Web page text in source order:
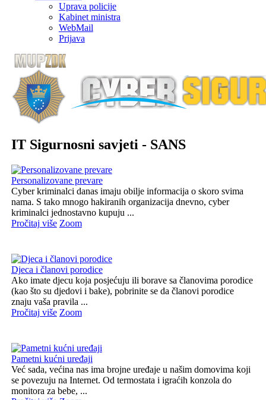
Uprava policije
Kabinet ministra
WebMail
Prijava
IT Sigurnosni savjeti - SANS
Personalizovane prevare
Cyber kriminalci danas imaju obilje informacija o skoro svima
nama. S tako mnogo hakiranih organizacija dnevno, cyber
kriminalci jednostavno kupuju ...
Pročitaj više Zoom
Djeca i članovi porodice
Ako imate djecu koja posjećuju ili borave sa članovima porodice
(kao što su djedovi i bake), pobrinite se da članovi porodice
znaju vaša pravila ...
Pročitaj više Zoom
Pametni kućni uređaji
Već sada, većina nas ima brojne uređaje u našim domovima koji
se povezuju na Internet. Od termostata i igraćih konzola do
monitora za bebe, ...